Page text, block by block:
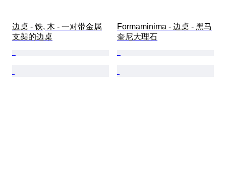
边桌 - 铁, 木 - 一对带金属
支架的边桌
Formaminima - 边桌 - 黑马
奎尼大理石